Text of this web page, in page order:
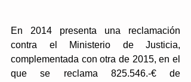
En 2014 presenta una reclamación
contra el Ministerio de Justicia,
complementada con otra de 2015, en el
que se reclama 825.546.-€ de